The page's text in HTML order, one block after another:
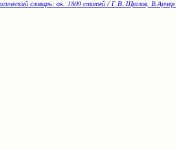
словарь: ок. 1800 статей / Г.В. Щеглов,